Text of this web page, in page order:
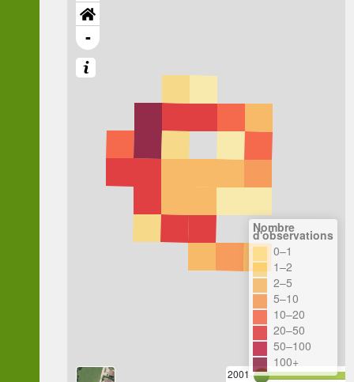
-
2001
Nombre
d'observations
0–1
1–2
2–5
5–10
10–20
20–50
50–100
100+